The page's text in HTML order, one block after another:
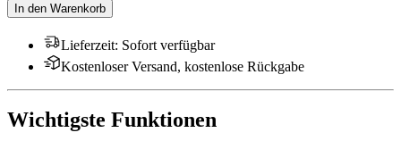
In den Warenkorb
Lieferzeit: Sofort verfügbar
Kostenloser Versand, kostenlose Rückgabe
Wichtigste Funktionen